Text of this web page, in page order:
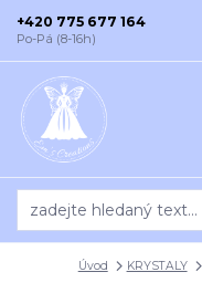
+420 775 677 164
Po-Pá (8-16h)
Úvod KRYSTALY